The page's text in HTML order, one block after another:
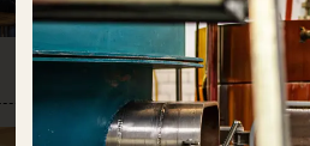
Süßes